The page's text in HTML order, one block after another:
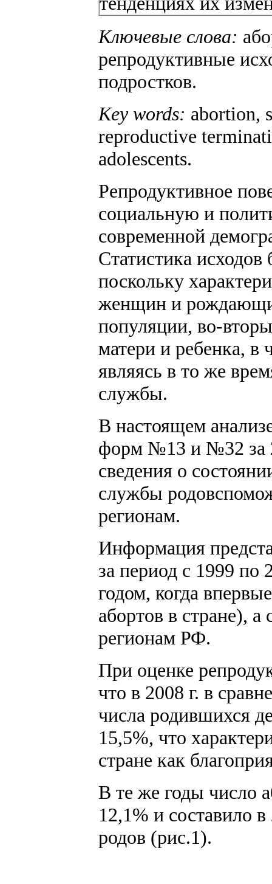
Ключевые слова:
репродуктивные
подростков.
Key words: abortion,
reproductive
adolescents.
Репродуктивное
социальную и
современной
Статистика
поскольку
женщин и
популяции, во-
матери и ребенка, в
являясь в то же
службы.
В настоящем
форм №13 и №32 за
сведения о
службы
регионам.
Информация
за период с 1999 по
годом, когда
абортов в стране), а
регионам РФ.
При оценке
что в 2008 г. в
числа родившихся
15,5%, что
стране как
В те же годы число
12,1% и составило
родов (рис.1).